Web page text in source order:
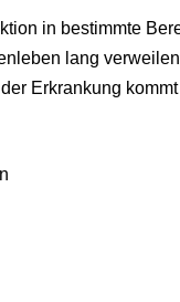
in bestimmte
lang
Erkrankung